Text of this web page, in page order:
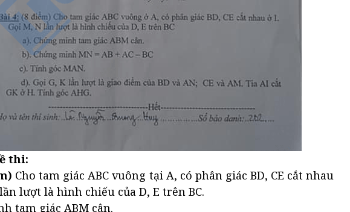
thi:
Cho tam giác ABC vuông tại A, có phân giác BD, CE cắt nhau
lượt là hình chiếu của D, E trên BC.
tam giác ABM cân.